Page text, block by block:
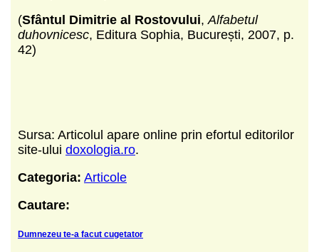
(Sfântul Dimitrie al Rostovului, Alfabetul
duhovnicesc, Editura Sophia, București, 2007, p.
42)
Sursa: Articolul apare online prin efortul editorilor
site-ului doxologia.ro.
Categoria: Articole
Cautare:
Dumnezeu te-a facut cugetator